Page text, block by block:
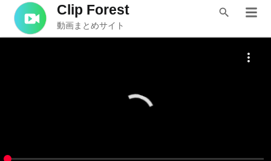
Clip Forest
動画まとめサイト